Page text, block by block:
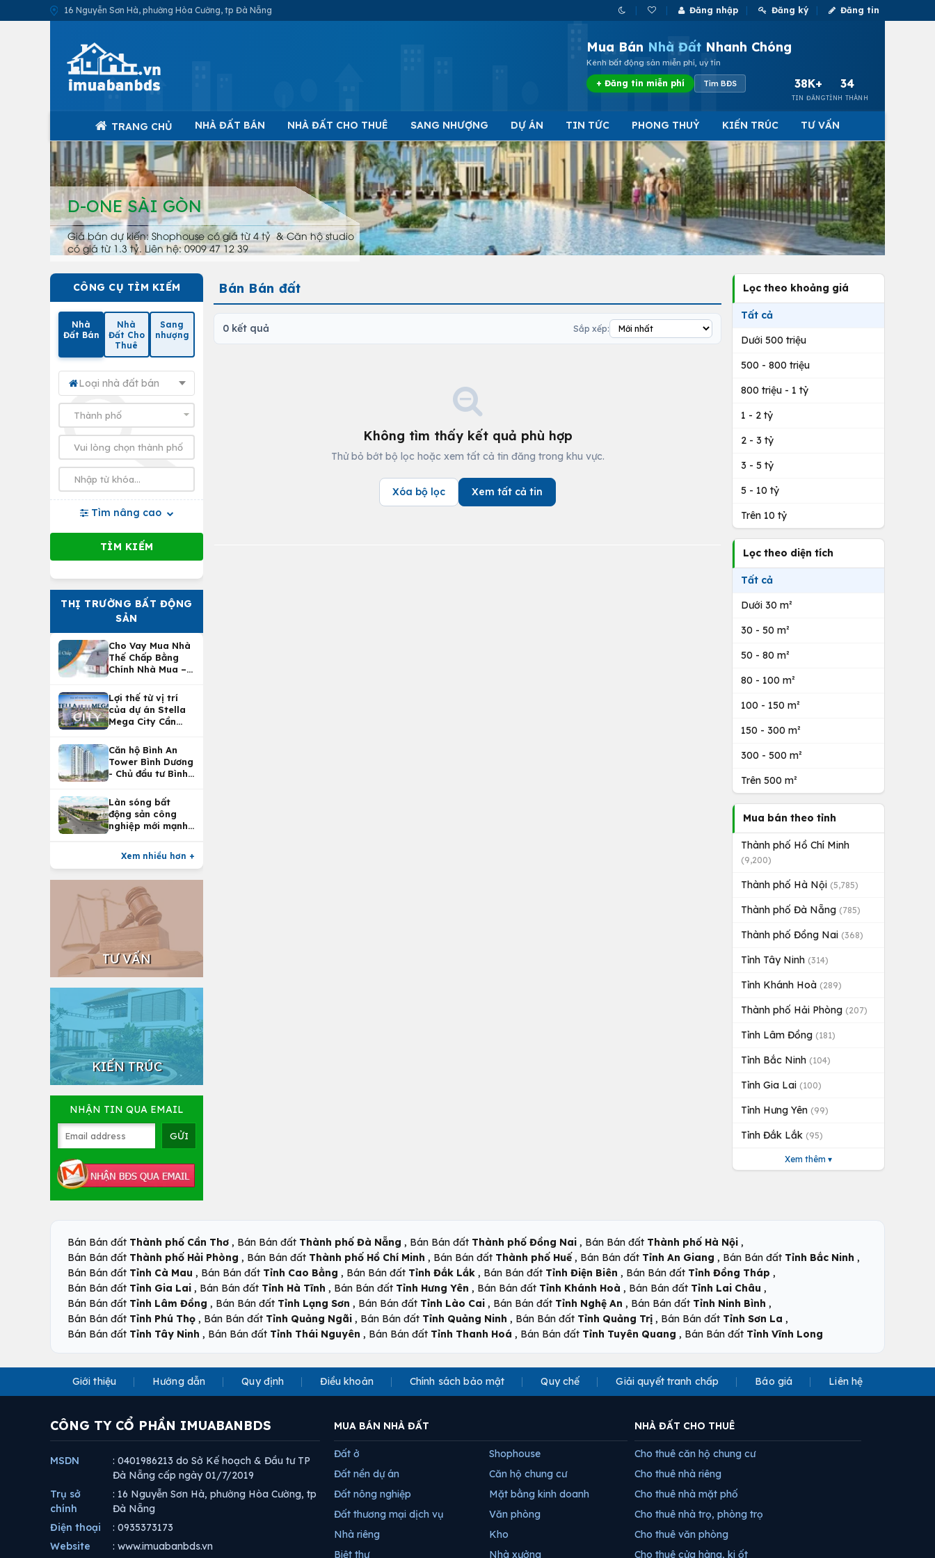
16 Nguyễn Sơn Hà, phường Hòa Cường, tp Đà Nẵng Đăng nhập Đăng ký Đăng tin
Mua Bán Nhà Đất Nhanh Chóng
Kênh bất động sản miễn phí, uy tín
+ Đăng tin miễn phí Tìm BĐS 38K+
TIN ĐĂNG
34
TỈNH THÀNH
TRANG CHỦ NHÀ ĐẤT BÁN NHÀ ĐẤT CHO THUÊ SANG NHƯỢNG DỰ ÁN TIN TỨC PHONG THUỶ KIẾN TRÚC TƯ VẤN
D-ONE SÀI GÒN
Giá bán dự kiến: Shophouse có giá từ 4 tỷ & Căn hộ studio
có giá từ 1.3 tỷ. Liên hệ: 0909 47 12 39
CÔNG CỤ TÌM KIẾM
Nhà
Đất Bán
Nhà
Đất Cho
Thuê
Sang
nhượng
Loại nhà đất bán
Tìm nâng cao
THỊ TRƯỜNG BẤT ĐỘNG
SẢN
Cho Vay Mua Nhà
Thế Chấp Bằng
Chính Nhà Mua –
Nhà Tại
Vietcombank
Lợi thế từ vị trí
của dự án Stella
Mega City Cần
Căn hộ Bình An
Tower Bình Dương
- Chủ đầu tư Bình
Làn sóng bất
động sản công
nghiệp mới mạnh
Xem nhiều hơn +
TƯ VẤN
KIẾN TRÚC
NHẬN TIN QUA EMAIL
Bán Bán đất
0 kết quả Sắp xếp:
Không tìm thấy kết quả phù hợp
Thử bỏ bớt bộ lọc hoặc xem tất cả tin đăng trong khu vực.
Xóa bộ lọc Xem tất cả tin
Lọc theo khoảng giá
Tất cả
Dưới 500 triệu
500 - 800 triệu
800 triệu - 1 tỷ
1 - 2 tỷ
2 - 3 tỷ
3 - 5 tỷ
5 - 10 tỷ
Trên 10 tỷ
Lọc theo diện tích
Tất cả
Dưới 30 m²
30 - 50 m²
50 - 80 m²
80 - 100 m²
100 - 150 m²
150 - 300 m²
300 - 500 m²
Trên 500 m²
Mua bán theo tỉnh
Thành phố Hồ Chí Minh
(9,200)
Thành phố Hà Nội (5,785)
Thành phố Đà Nẵng (785)
Thành phố Đồng Nai (368)
Tỉnh Tây Ninh (314)
Tỉnh Khánh Hoà (289)
Thành phố Hải Phòng (207)
Tỉnh Lâm Đồng (181)
Tỉnh Bắc Ninh (104)
Tỉnh Gia Lai (100)
Tỉnh Hưng Yên (99)
Tỉnh Đắk Lắk (95)
Xem thêm ▾
Bán Bán đất Thành phố Cần Thơ , Bán Bán đất Thành phố Đà Nẵng , Bán Bán đất Thành phố Đồng Nai , Bán Bán đất Thành phố Hà Nội ,
Bán Bán đất Thành phố Hải Phòng , Bán Bán đất Thành phố Hồ Chí Minh , Bán Bán đất Thành phố Huế , Bán Bán đất Tỉnh An Giang , Bán Bán đất Tỉnh Bắc Ninh ,
Bán Bán đất Tỉnh Cà Mau , Bán Bán đất Tỉnh Cao Bằng , Bán Bán đất Tỉnh Đắk Lắk , Bán Bán đất Tỉnh Điện Biên , Bán Bán đất Tỉnh Đồng Tháp ,
Bán Bán đất Tỉnh Gia Lai , Bán Bán đất Tỉnh Hà Tĩnh , Bán Bán đất Tỉnh Hưng Yên , Bán Bán đất Tỉnh Khánh Hoà , Bán Bán đất Tỉnh Lai Châu ,
Bán Bán đất Tỉnh Lâm Đồng , Bán Bán đất Tỉnh Lạng Sơn , Bán Bán đất Tỉnh Lào Cai , Bán Bán đất Tỉnh Nghệ An , Bán Bán đất Tỉnh Ninh Bình ,
Bán Bán đất Tỉnh Phú Thọ , Bán Bán đất Tỉnh Quảng Ngãi , Bán Bán đất Tỉnh Quảng Ninh , Bán Bán đất Tỉnh Quảng Trị , Bán Bán đất Tỉnh Sơn La ,
Bán Bán đất Tỉnh Tây Ninh , Bán Bán đất Tỉnh Thái Nguyên , Bán Bán đất Tỉnh Thanh Hoá , Bán Bán đất Tỉnh Tuyên Quang , Bán Bán đất Tỉnh Vĩnh Long
Giới thiệu Hướng dẫn Quy định Điều khoản Chính sách bảo mật Quy chế Giải quyết tranh chấp Báo giá Liên hệ
CÔNG TY CỔ PHẦN IMUABANBDS
MSDN
: 0401986213 do Sở Kế hoạch & Đầu tư TP
Đà Nẵng cấp ngày 01/7/2019
Trụ sở
chính
: 16 Nguyễn Sơn Hà, phường Hòa Cường, tp
Đà Nẵng
Điện thoại
: 0935373173
Website
: www.imuabanbds.vn
MUA BÁN NHÀ ĐẤT
Đất ở
Đất nền dự án
Đất nông nghiệp
Đất thương mại dịch vụ
Nhà riêng
Biệt thự
Shophouse
Căn hộ chung cư
Mặt bằng kinh doanh
Văn phòng
Kho
Nhà xưởng
NHÀ ĐẤT CHO THUÊ
Cho thuê căn hộ chung cư
Cho thuê nhà riêng
Cho thuê nhà mặt phố
Cho thuê nhà trọ, phòng trọ
Cho thuê văn phòng
Cho thuê cửa hàng, ki ốt